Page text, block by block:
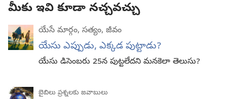
మీకు ఇవి కూడా నచ్చవచ్చు
యేసే మార్గం, సత్యం, జీవం
యేసు ఎప్పుడు, ఎక్కడ పుట్టాడు?
యేసు డిసెంబరు 25న పుట్టలేదని మనకెలా తెలుసు?
బైబిలు ప్రశ్నలకు జవాబులు